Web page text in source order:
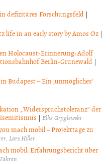
defizitäres Forschungsfeld |
life in an early story by Amos Oz |
Holocaust-Erinnerung: Adolf
Berlin-Grunewald |
Budapest – Ein ‚unmögliches‘
„Widerspruchstoleranz“ der
| Elke Gryglewski
mach mobil – Projekttage zu
Lars Hiller
mobil. Erfahrungsbericht über